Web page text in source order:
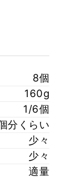
8個
160g
1/6個
分くらい
少々
少々
適量